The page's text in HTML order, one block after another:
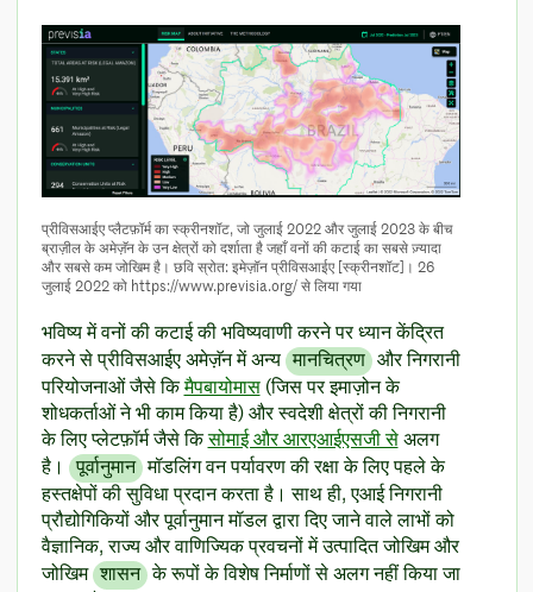
प्रीविसआईए प्लैटफ़ॉर्म का स्क्रीनशॉट, जो जुलाई 2022 और जुलाई 2023 के बीच
ब्राज़ील के अमेज़ॅन के उन क्षेत्रों को दर्शाता है जहाँ वनों की कटाई का सबसे ज़्यादा
और सबसे कम जोखिम है। छवि स्रोत: इमेज़ॉन प्रीविसआईए [स्क्रीनशॉट]। 26
जुलाई 2022 को https://www.previsia.org/ से लिया गया
भविष्य में वनों की कटाई की भविष्यवाणी करने पर ध्यान केंद्रित
करने से प्रीविसआईए अमेज़ॅन में अन्य मानचित्रण और निगरानी
परियोजनाओं जैसे किमैपबायोमास(जिस पर इमाज़ोन के
शोधकर्ताओं ने भी काम किया है) और स्वदेशी क्षेत्रों की निगरानी
के लिए प्लेटफ़ॉर्म जैसे किसोमाई और आरएआईएसजी सेअलग
है।
पूर्वानुमान मॉडलिंग वन पर्यावरण की रक्षा के लिए पहले के
हस्तक्षेपों की सुविधा प्रदान करता है। साथ ही, एआई निगरानी
प्रौद्योगिकियों और पूर्वानुमान मॉडल द्वारा दिए जाने वाले लाभों को
वैज्ञानिक, राज्य और वाणिज्यिक प्रवचनों में उत्पादित जोखिम और
जोखिम शासन के रूपों के विशेष निर्माणों से अलग नहीं किया जा